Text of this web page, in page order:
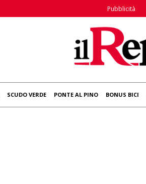
Pubblicità
SCUDO VERDE PONTE AL PINO BONUS BICI